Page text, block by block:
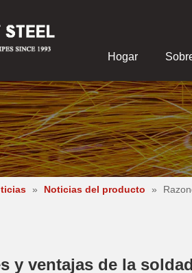
Hogar
» Noticias del producto »
y ventajas de la